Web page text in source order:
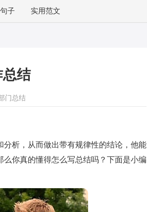
句子 实用范文
结
门总结
析，从而做出带有规律性的结论，他能
你真的懂得怎么写总结吗？下面是小编